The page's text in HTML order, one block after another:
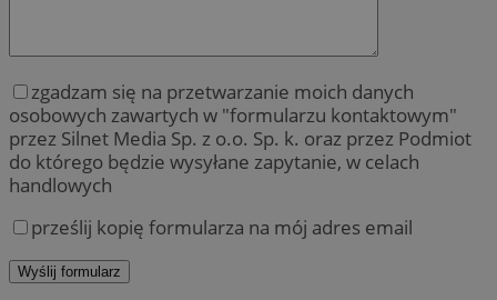
zgadzam się na przetwarzanie moich danych
osobowych zawartych w "formularzu kontaktowym"
przez Silnet Media Sp. z o.o. Sp. k. oraz przez Podmiot
do którego będzie wysyłane zapytanie, w celach
handlowych
prześlij kopię formularza na mój adres email